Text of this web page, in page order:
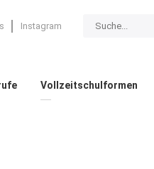
Instagram
Vollzeitschulformen